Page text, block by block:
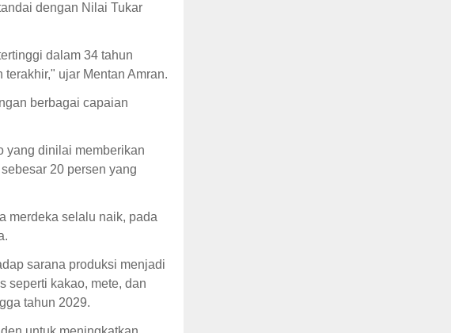
dengan Nilai Tukar
dalam 34 tahun
ujar Mentan Amran.
berbagai capaian
yang dinilai memberikan
20 persen yang
merdeka selalu naik, pada
sarana produksi menjadi
seperti kakao, mete, dan
tahun 2029.